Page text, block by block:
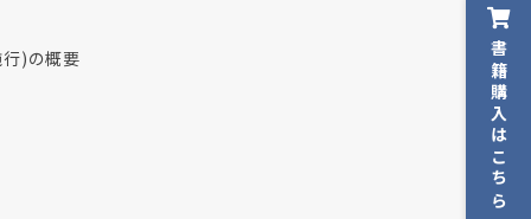
書籍購入はこちら
)の概要